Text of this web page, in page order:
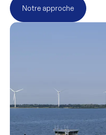
Notre approche